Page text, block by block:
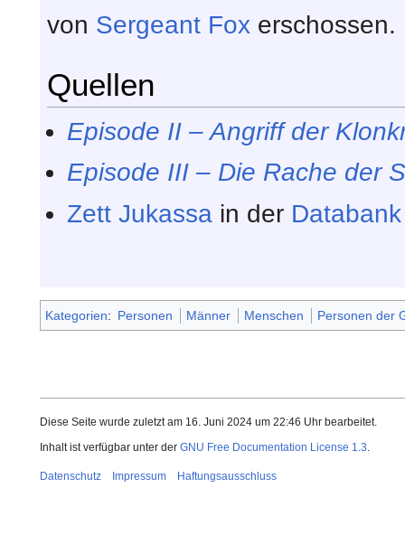
von Sergeant Fox erschossen.
Quellen
Episode II – Angriff der
Episode III – Die Rache der
Zett Jukassa in der Databank
Kategorien: Personen Männer Menschen Personen der
Diese Seite wurde zuletzt am 16. Juni 2024 um 22:46 Uhr bearbeitet.
Inhalt ist verfügbar unter der GNU Free Documentation License 1.3
Datenschutz Impressum Haftungsausschluss